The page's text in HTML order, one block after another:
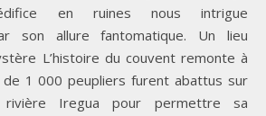
en ruines nous intrigue
son allure fantomatique. Un lieu
L’histoire du couvent remonte à
1 000 peupliers furent abattus sur
Iregua pour permettre sa